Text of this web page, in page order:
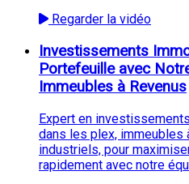
Regarder la vidéo
Investissements
Portefeuille avec
Immeubles à Revenus
Expert en
dans les plex, immeubles
industriels, pour
rapidement avec notre